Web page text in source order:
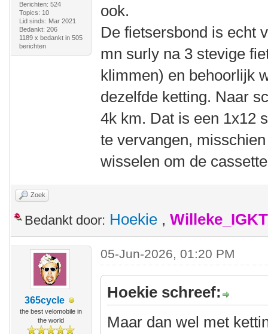
Berichten: 524
Topics: 10
Lid sinds: Mar 2021
Bedankt: 206
1189 x bedankt in 505
berichten
ook.
De fietsersbond is echt
mn surly na 3 stevige
klimmen) en behoorlijk
dezelfde ketting. Naar
4k km. Dat is een 1x12
te vervangen,
wisselen om de
Zoek
Bedankt door: Hoekie , Willeke_IGKT
365cycle
the best velomobile in
the world
05-Jun-2026, 01:20 PM
Hoekie schreef:
Maar dan wel met